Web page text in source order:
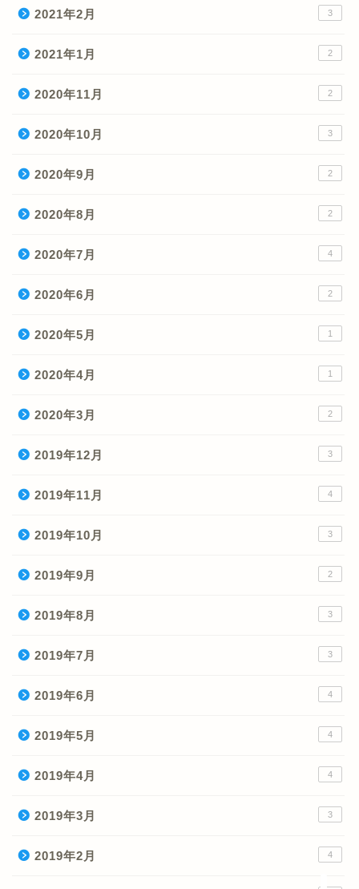
2021年2月 3
2021年1月 2
2020年11月 2
2020年10月 3
2020年9月 2
2020年8月 2
2020年7月 4
2020年6月 2
2020年5月 1
2020年4月 1
2020年3月 2
2019年12月 3
2019年11月 4
2019年10月 3
2019年9月 2
2019年8月 3
2019年7月 3
2019年6月 4
2019年5月 4
2019年4月 4
2019年3月 3
2019年2月 4